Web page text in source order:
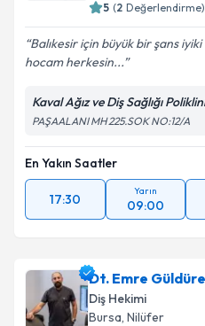
5 (2 Değerlendirme)
Balıkesir için büyük bir şans iyiki
hocam herkesin...
Kaval Ağız ve Diş Sağlığı
PAŞAALANI MH 225.SOK NO:12/A
En Yakın Saatler
17:30
Yarın
09:00
Dt. Emre
Diş Hekimi
Bursa, Nilüfer